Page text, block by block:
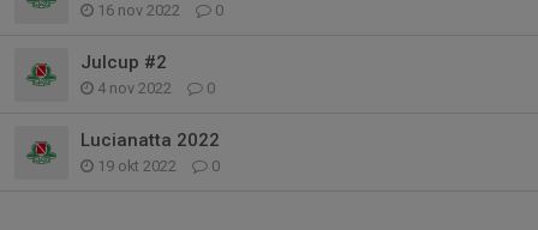
16 nov 2022 0
Julcup #2
4 nov 2022 0
Lucianatta 2022
19 okt 2022 0